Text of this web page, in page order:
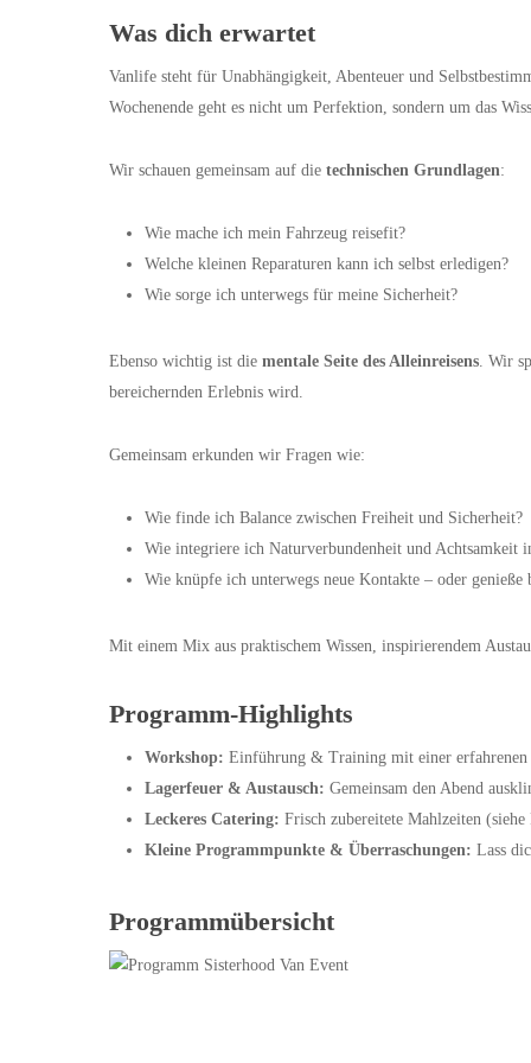
Was dich erwartet
Vanlife steht für Unabhängigkeit, Abenteuer und
Wochenende geht es nicht um Perfektion, sondern um das
Wir schauen gemeinsam auf die technischen Grundlagen:
Wie mache ich mein Fahrzeug reisefit?
Welche kleinen Reparaturen kann ich selbst erledigen?
Wie sorge ich unterwegs für meine Sicherheit?
Ebenso wichtig ist die mentale Seite des Alleinreisens. Wir
bereichernden Erlebnis wird.
Gemeinsam erkunden wir Fragen wie:
Wie finde ich Balance zwischen Freiheit und Sicherheit?
Wie integriere ich Naturverbundenheit und Achtsamkeit
Wie knüpfe ich unterwegs neue Kontakte – oder genieße
Mit einem Mix aus praktischem Wissen, inspirierendem
Programm-Highlights
Workshop: Einführung & Training mit einer erfahrenen
Lagerfeuer & Austausch: Gemeinsam den Abend
Leckeres Catering: Frisch zubereitete Mahlzeiten
Kleine Programmpunkte & Überraschungen: Lass
Programmübersicht